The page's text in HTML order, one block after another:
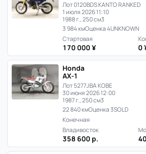
Лот 0120BDS KANTO RANKED
1 июля 2026 11:10
1988 г., 250 см3
3 984 кмОценка 4UNKNOWN
Стартовая
170 000 ¥ 0
Honda
AX-1
Лот 5277JBA KOBE
30 июня 2026 12:00
1987 г., 250 см3
22 840 кмОценка 3SOLD
Конечная
Владивосток
358 600 р.